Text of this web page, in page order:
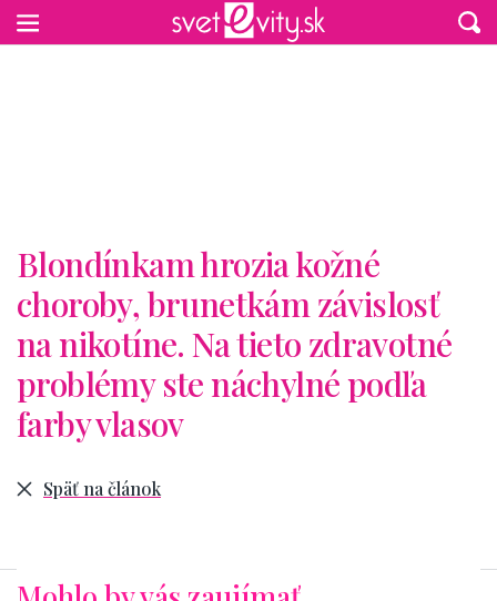
Blondínkam hrozia kožné
choroby, brunetkám závislosť
na nikotíne. Na tieto zdravotné
problémy ste náchylné podľa
farby vlasov
Späť na článok